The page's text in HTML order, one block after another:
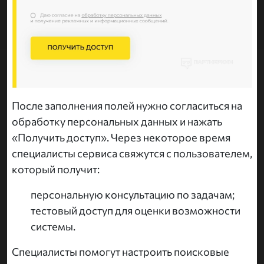
После заполнения полей нужно согласиться на
обработку персональных данных и нажать
«Получить доступ». Через некоторое время
специалисты сервиса свяжутся с пользователем,
который получит:
персональную консультацию по задачам;
тестовый доступ для оценки возможности
системы.
Специалисты помогут настроить поисковые